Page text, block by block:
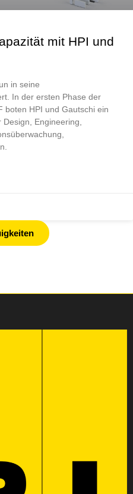
mit HPI und
in seine
In der ersten Phase der
boten HPI und Gautschi ein
Engineering,